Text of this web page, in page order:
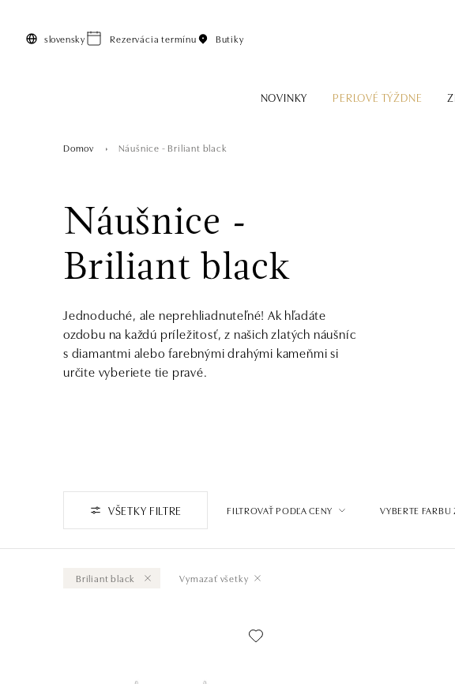
slovensky Rezervácia termínu Butiky
NOVINKY PERLOVÉ TÝŽDNE
Domov Náušnice - Briliant black
Náušnice -
Briliant black
Jednoduché, ale neprehliadnuteľné! Ak hľadáte
ozdobu na každú príležitosť, z našich zlatých náušníc
s diamantmi alebo farebnými drahými kameňmi si
určite vyberiete tie pravé.
VŠETKY FILTRE FILTROVAŤ PODĽA CENY VYBERTE FARBU
Briliant black Vymazať všetky